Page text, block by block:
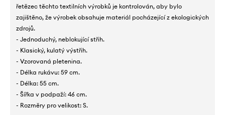
řetězec těchto textilních výrobků je kontrolován, aby bylo
zajištěno, že výrobek obsahuje materiál pocházející z ekologických
zdrojů.
- Jednoduchý, neblokující střih.
- Klasický, kulatý výstřih.
- Vzorovaná pletenina.
- Délka rukávu: 59 cm.
- Délka: 55 cm.
- Šířka v podpaží: 46 cm.
- Rozměry pro velikost: S.